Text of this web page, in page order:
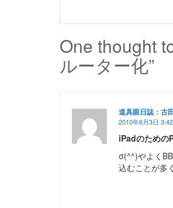
One thought
ルーター化”
道具眼日誌：古
2010年6月3日
iPadのための
σ(^^)やよく
込むことが多